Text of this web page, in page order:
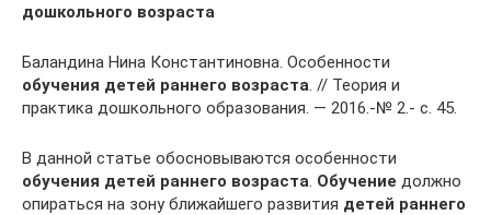
дошкольного возраста
Баландина Нина Константиновна. Особенности
обучения детей раннего возраста. // Теория и
практика дошкольного образования. — 2016.-№ 2.- с. 45.
В данной статье обосновываются особенности
обучения детей раннего возраста. Обучение должно
опираться на зону ближайшего развития детей раннего